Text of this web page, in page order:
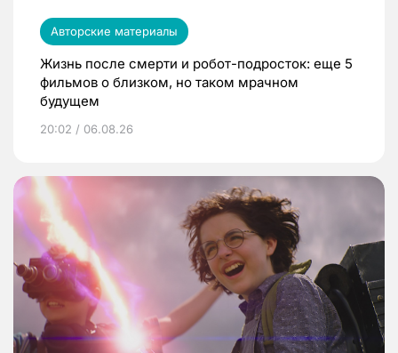
Авторские материалы
Жизнь после смерти и робот-подросток: еще 5
фильмов о близком, но таком мрачном
будущем
20:02 / 06.08.26